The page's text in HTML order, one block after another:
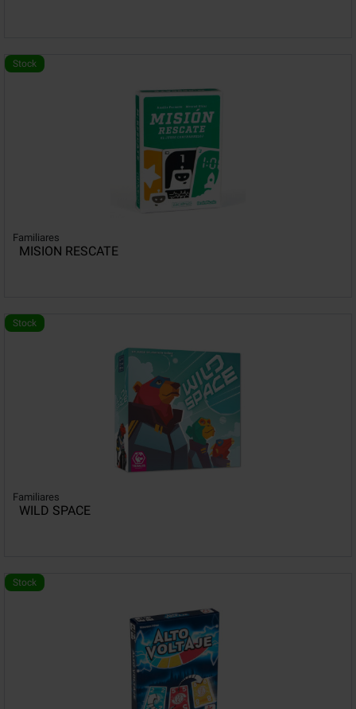
Stock
Familiares
MISION RESCATE
Stock
Familiares
WILD SPACE
Stock